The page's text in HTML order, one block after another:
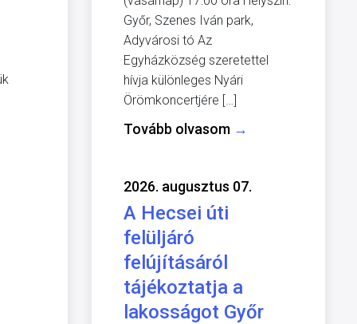
Győr, Szenes Iván park,
Adyvárosi tó Az
Egyházközség szeretettel
hívja különleges Nyári
Örömkoncertjére […]
Tovább olvasom →
2026. augusztus 07.
A Hecsei úti
felüljáró
felújításáról
tájékoztatja a
lakosságot Győr